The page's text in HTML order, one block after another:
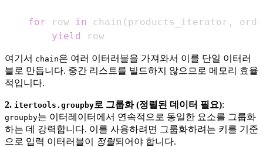
for row in chain ( products_iterator ,
yield
row
여기서 chain은 여러 이터러블을 가져와서 이를 단일 이터러
블로 만듭니다. 중간 리스트를 빌드하지 않으므로 메모리 효율
적입니다.
2. itertools.groupby로 그룹화 (정렬된 데이터 필요):
groupby는 이터레이터에서 연속적으로 동일한 요소를 그룹화
하는 데 강력합니다. 이를 사용하려면 그룹화하려는 키를 기준
으로 입력 이터러블이
정렬되어야 합니다.